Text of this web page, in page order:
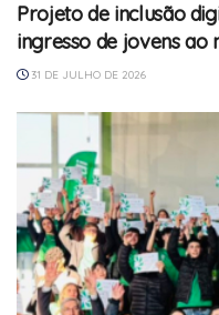
Projeto de inclusão
ingresso de jovens
31 DE JULHO DE 2026